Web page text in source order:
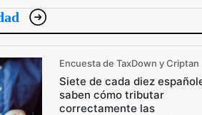
Encuesta de TaxDown y Criptan
Siete de cada diez
saben cómo tributar
correctamente las